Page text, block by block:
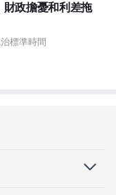
政擔憂和利差拖
標準時間